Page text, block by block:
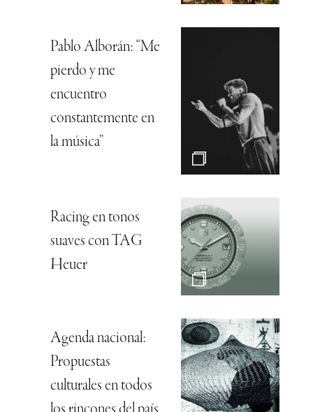
Pablo Alborán: “Me
pierdo y me
encuentro
constantemente en
la música”
Racing en tonos
suaves con TAG
Heuer
Agenda nacional:
Propuestas
culturales en todos